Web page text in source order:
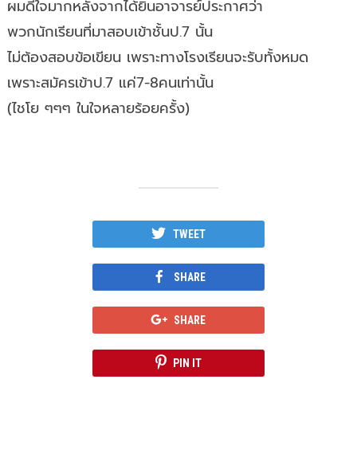
ผมดีใจมากหลังจากได้ยินอาจารย์ประกาศว่า
พวกนักเรียนที่มาสอบเข้าชั้นป.7 นั้น
ไม่ต้องสอบข้อเขียน เพราะทางโรงเรียนจะรับทั้งหมด
เพราะสมัครเข้าป.7 แค่7-8คนเท่านั้น
(ไชโย ๆๆๆ ในใจหลายร้อยครั้ง)
TWEET
SHARE
SHARE
PIN IT